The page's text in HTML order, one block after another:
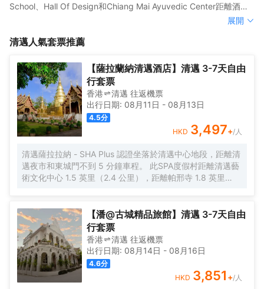
School、Hall Of Design和Chiang Mai Ayuvedic Center距離酒店
都不遠。</br>客房內的所有設施都是經過精心的考慮和安排，熨衣
前為您準備好咖啡壺/茶壺和瓶裝水，以滿足您的飲水需求。除此之
好地方。在空閒的時候，去酒吧喝杯飲品放鬆一下是不錯的選擇。
如果旅客想在自己的房間舒適的用餐，酒店可提供客房服務。酒店
周邊的美食也等待着您的探索，Cheevit Cheeva（ชีวิต ชีวา）（麪
包甜點）會供應一流的推薦美味芒果雪冰，The Service 1921
Restaurant（亞洲菜）和無敵海鮮麪（ก๋วยเตี๋ยวหลุดโลก
เชียงใหม่）（東南亞菜）也會讓您大吃一驚，定會對黃咖喱牛肉和
冬陰功海鮮招牌面讚不絕口。</br>優美的環境，再搭配上細緻周到
務，讓您真正體驗賓至如歸的享受。
坐落於清邁古城的潘@庫蒙精品旅館，會讓您在清邁擁有別樣的體
School、Hall Of Design和Chiang Mai Ayuvedic Center距離酒店
設備在滿足您入住需求的同時又能增添家的温馨感。服務人員會提
前為您準備好咖啡壺/茶壺和瓶裝水，以滿足您的飲水需求。除此之
外，配備有拖鞋、24小時熱水和吹風機的浴室是您消除一天疲勞的
好地方。在空閒的時候，去酒吧喝杯飲品放鬆一下是不錯的選擇。
如果旅客想在自己的房間舒適的用餐，酒店可提供客房服務。酒店
周邊的美食也等待着您的探索，Cheevit Cheeva（ชีวิต ชีวา）（麪
包甜點）會供應一流的推薦美味芒果雪冰，The Service 1921
เชียงใหม่）（東南亞菜）也會讓您大吃一驚，定會對黃咖喱牛肉和
冬陰功海鮮招牌面讚不絕口。</br>優美的環境，再搭配上細緻周到
的服務，酒店的休閒區定能滿足您的品質需求。品質保證的禮賓服
展開
清邁人氣套票推薦
【薩拉蘭納清邁酒店】清邁 3-7天自由
行套票
香港 清邁 往返機票
出行日期: 08月11日 - 08月13日
4.5分
HKD 3,497+/人
清邁薩拉拉納 - SHA Plus 認證坐落於清邁中心地段，距離清
邁夜市和東城門不到 5 分鐘車程。 此SPA度假村距離清邁藝
術文化中心 1.5 英里（2.4 公里），距離帕邢寺 1.8 英里
WiFi、禮賓服務和宴會廳。 您可以到餐廳享用一頓美餐，也
可以待在房間裏，享受度假村的部分時段客房送餐服務。在
忙碌的一天後，不妨去酒吧/酒廊輕鬆一下。每天 7:00 至
11:00 提供收費的全套早餐。 特色服務/設施包括豪華轎車或
公務車服務、電腦站點和大堂免費報紙。酒店提供免費自助
停車。 有 15 間空調客房提供迷你吧和DVD 播放器；您定能
在旅途中找到家的舒適。帶有衞星頻道的平板電視可滿足您
【潘@古城精品旅館】清邁 3-7天自由
行套票
香港 清邁 往返機票
出行日期: 08月14日 - 08月16日
4.6分
HKD 3,851 +/人